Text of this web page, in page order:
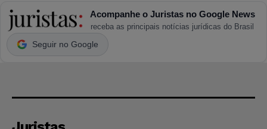
Acompanhe o Juristas no Google News
receba as principais notícias jurídicas do Brasil
Seguir no Google